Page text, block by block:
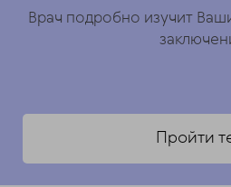
Врач подробно изучит
Пройти